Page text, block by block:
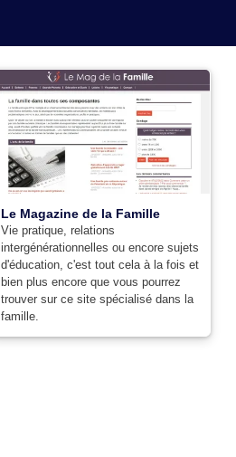
Le Magazine de la Famille
Vie pratique, relations
intergénérationnelles ou encore sujets
d'éducation, c'est tout cela à la fois et
bien plus encore que vous pourrez
trouver sur ce site spécialisé dans la
famille.